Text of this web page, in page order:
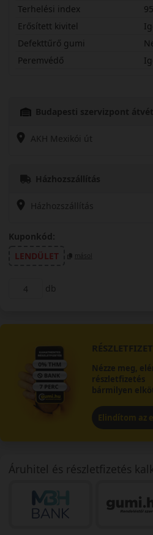
Terhelési index
Erősített kivitel
Defekttűrő gumi
Peremvédő
Budapesti szervizpont
AKH Mexikói út
Házhozszállítás
Házhozszállítás
Kuponkód:
LENDÜLET
másol
db
Nézze meg,
részletfizetés
bármilyen
Elindítom az
Áruhitel és részletfizetés